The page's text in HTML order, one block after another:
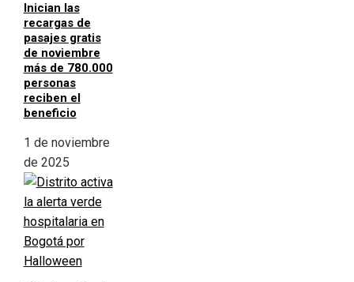
Inician las
recargas de
pasajes gratis
de noviembre
más de 780.000
personas
reciben el
beneficio
1 de noviembre
de 2025